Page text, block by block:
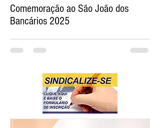
Comemoração ao São João dos
Bancários 2025